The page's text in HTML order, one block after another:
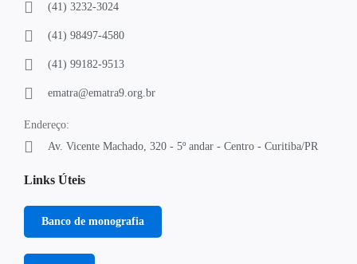
(41) 3232-3024
(41) 98497-4580
(41) 99182-9513
ematra@ematra9.org.br
Endereço:
Av. Vicente Machado, 320 - 5º andar - Centro - Curitiba/PR
Links Úteis
Banco de monografia